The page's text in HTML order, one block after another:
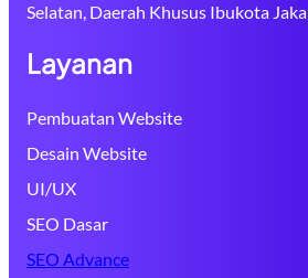
Selatan, Daerah Khusus Ibukota
Layanan
Pembuatan Website
Desain Website
UI/UX
SEO Dasar
SEO Advance